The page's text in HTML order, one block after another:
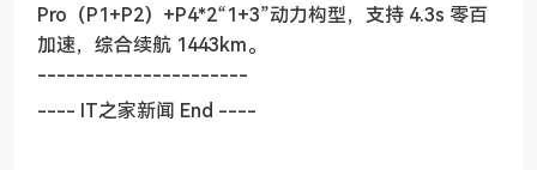
Pro（P1+P2）+P4*2“1+3”动力构型，支持 4.3s 零百
加速，综合续航 1443km。
----------------------
---- IT之家新闻 End ----